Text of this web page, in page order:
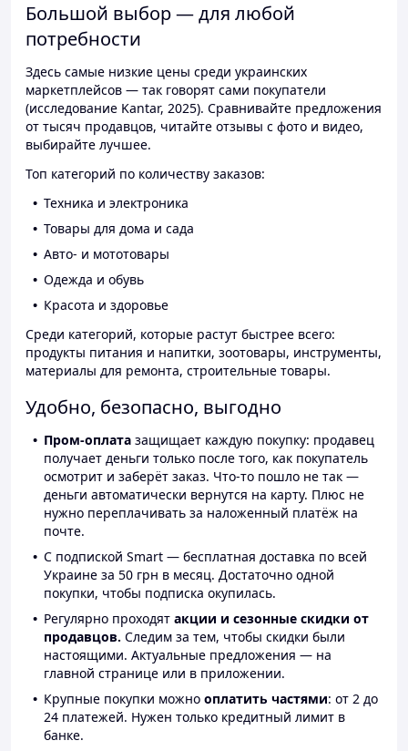
Большой выбор — для любой
потребности
Здесь самые низкие цены среди украинских
маркетплейсов — так говорят сами покупатели
(исследование Kantar, 2025). Сравнивайте предложения
от тысяч продавцов, читайте отзывы с фото и видео,
выбирайте лучшее.
Топ категорий по количеству заказов:
Техника и электроника
Товары для дома и сада
Авто- и мототовары
Одежда и обувь
Красота и здоровье
Среди категорий, которые растут быстрее всего:
продукты питания и напитки, зоотовары, инструменты,
материалы для ремонта, строительные товары.
Удобно, безопасно, выгодно
Пром-оплата защищает каждую покупку: продавец
получает деньги только после того, как покупатель
осмотрит и заберёт заказ. Что-то пошло не так —
деньги автоматически вернутся на карту. Плюс не
нужно переплачивать за наложенный платёж на
почте.
С подпиской Smart — бесплатная доставка по всей
Украине за 50 грн в месяц. Достаточно одной
покупки, чтобы подписка окупилась.
Регулярно проходят акции и сезонные скидки от
продавцов. Следим за тем, чтобы скидки были
настоящими. Актуальные предложения — на
главной странице или в приложении.
Крупные покупки можно оплатить частями: от 2 до
24 платежей. Нужен только кредитный лимит в
банке.